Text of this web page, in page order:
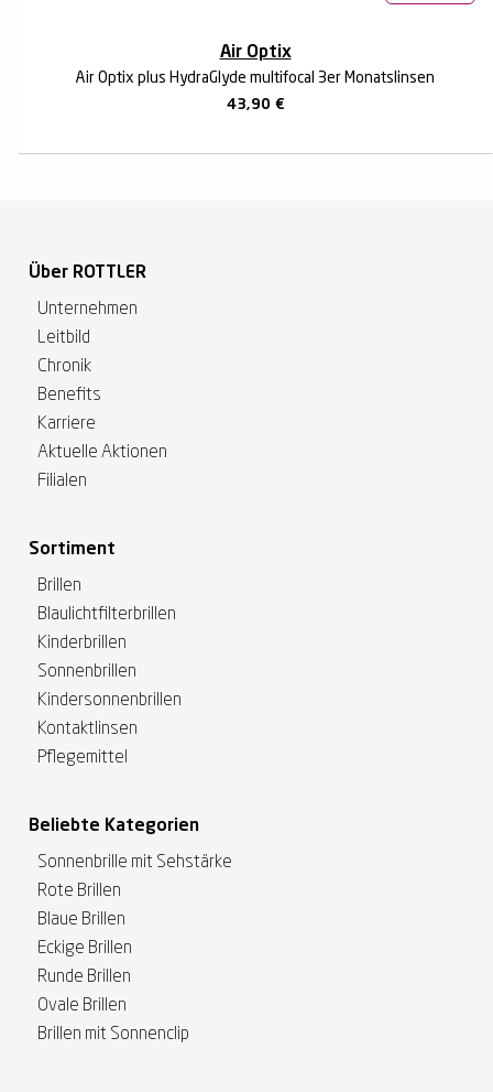
Air Optix
Air Optix plus HydraGlyde multifocal 3er Monatslinsen
43,90 €
Über ROTTLER
Unternehmen
Leitbild
Chronik
Benefits
Karriere
Aktuelle Aktionen
Filialen
Sortiment
Brillen
Blaulichtfilterbrillen
Kinderbrillen
Sonnenbrillen
Kindersonnenbrillen
Kontaktlinsen
Pflegemittel
Beliebte Kategorien
Sonnenbrille mit Sehstärke
Rote Brillen
Blaue Brillen
Eckige Brillen
Runde Brillen
Ovale Brillen
Brillen mit Sonnenclip